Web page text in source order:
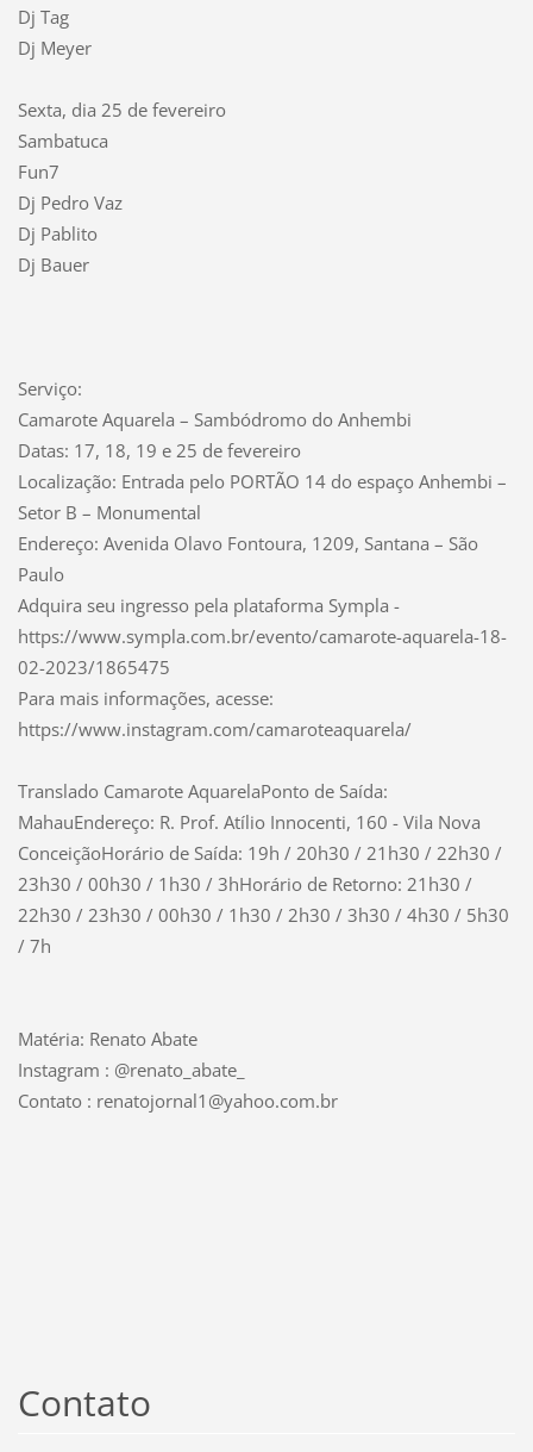
Dj Tag
Dj Meyer
Sexta, dia 25 de fevereiro
Sambatuca
Fun7
Dj Pedro Vaz
Dj Pablito
Dj Bauer
Serviço:
Camarote Aquarela – Sambódromo do Anhembi
Datas: 17, 18, 19 e 25 de fevereiro
Localização: Entrada pelo PORTÃO 14 do espaço Anhembi –
Setor B – Monumental
Endereço: Avenida Olavo Fontoura, 1209, Santana – São
Paulo
Adquira seu ingresso pela plataforma Sympla -
https://www.sympla.com.br/evento/camarote-aquarela-18-
02-2023/1865475
Para mais informações, acesse:
https://www.instagram.com/camaroteaquarela/
Translado Camarote AquarelaPonto de Saída:
MahauEndereço: R. Prof. Atílio Innocenti, 160 - Vila Nova
ConceiçãoHorário de Saída: 19h / 20h30 / 21h30 / 22h30 /
23h30 / 00h30 / 1h30 / 3hHorário de Retorno: 21h30 /
22h30 / 23h30 / 00h30 / 1h30 / 2h30 / 3h30 / 4h30 / 5h30
/ 7h
Matéria: Renato Abate
Instagram : @renato_abate_
Contato : renatojornal1@yahoo.com.br
Contato